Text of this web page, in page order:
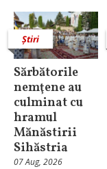
Știri
Sărbătorile
nemţene au
culminat cu
hramul
Mănăstirii
Sihăstria
07 Aug, 2026